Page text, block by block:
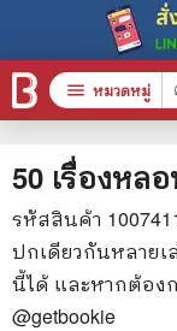
50 เรื่องหล
รหัสสินค้า
ปกเดียวกันหลาย
นี้ได้ และหากต้อง
@getbookie
menu หมวดหมู่
หนังสือทั้งหมด
stars สินค้าใช้เฉพ